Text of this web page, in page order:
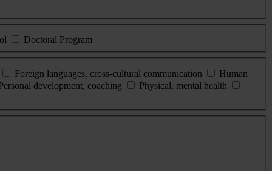
Doctoral Program
Foreign languages, cross-cultural communication
Human
development, coaching
Physical, mental health